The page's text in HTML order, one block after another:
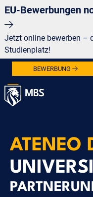
EU-Bewerbungen
Jetzt online bewerben –
Studienplatz!
BEWERBUNG
ATENEO